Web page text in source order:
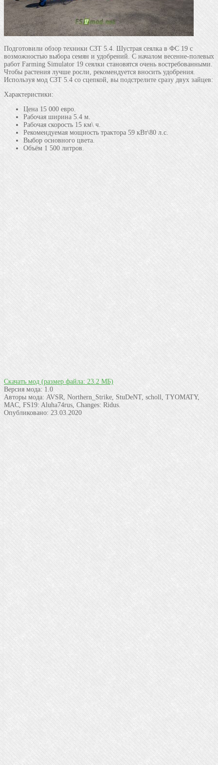
Подготовили обзор техники СЗТ 5.4. Шустрая сеялка в ФС 19 с
возможностью выбора семян и удобрений. С началом весенне-полевых
работ Farming Simulator 19 сеялки становятся очень востребованными.
Чтобы растения лучше росли, рекомендуется вносить удобрения.
Используя мод СЗТ 5.4 со сцепкой, вы подстрелите сразу двух зайцев:
Характеристики:
Цена 15 000 евро.
Рабочая ширина 5.4 м.
Рабочая скорость 15 км\ ч.
Рекомендуемая мощность трактора 59 кВт\80 л.с.
Выбор основного цвета.
Объём 1 500 литров.
Скачать мод (размер файла: 23.2 МБ)
Версия мода:1.0
Авторы мода: AVSR, Northern_Strike, StuDeNT, scholl, TYOMATY,
MAC, FS19: Aluha74rus, Changes: Ridus.
Опубликовано: 23.03.2020